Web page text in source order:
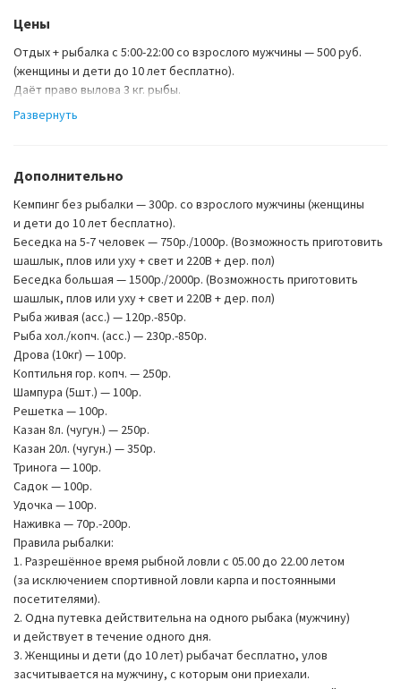
Цены
Отдых + рыбалка с 5:00-22:00 со взрослого мужчины — 500 руб.
(женщины и дети до 10 лет бесплатно).
Даёт право вылова 3 кг. рыбы.
Отдых + рыбалка ночью 22:00-8:00 со взрослого мужчины —
1000 руб.
Отдых + рыбалка сутки — 1500 руб.
(женщины и дети до 10 лет бесплатно).
Даёт право вылова 10 кг. рыбы.
Стоимость выловленный рыбы:
Амур — 150 руб/кг.
Карп — 150 руб/кг.
Толстолобик — 150 руб/кг.
Развернуть
Дополнительно
Кемпинг без рыбалки — 300р. со взрослого мужчины (женщины
и дети до 10 лет бесплатно).
Беседка на 5-7 человек — 750р./1000р. (Возможность приготовить
шашлык, плов или уху + свет и 220В + дер. пол)
Беседка большая — 1500р./2000р. (Возможность приготовить
шашлык, плов или уху + свет и 220В + дер. пол)
Рыба живая (асс.) — 120р.-850р.
Рыба хол./копч. (асс.) — 230р.-850р.
Дрова (10кг) — 100р.
Коптильня гор. копч. — 250р.
Шампура (5шт.) — 100р.
Решетка — 100р.
Казан 8л. (чугун.) — 250р.
Казан 20л. (чугун.) — 350р.
Тринога — 100р.
Садок — 100р.
Удочка — 100р.
Наживка — 70р.-200р.
Правила рыбалки:
1. Разрешённое время рыбной ловли с 05.00 до 22.00 летом
(за исключением спортивной ловли карпа и постоянными
посетителями).
2. Одна путевка действительна на одного рыбака (мужчину)
и действует в течение одного дня.
3. Женщины и дети (до 10 лет) рыбачат бесплатно, улов
засчитывается на мужчину, с которым они приехали.